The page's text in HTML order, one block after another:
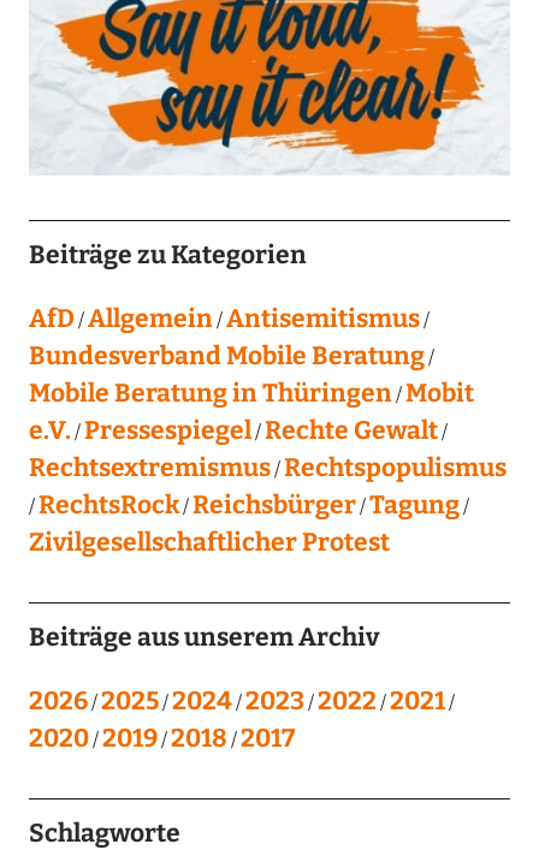
Beiträge zu Kategorien
AfD Allgemein Antisemitismus
Bundesverband Mobile Beratung
Mobile Beratung in Thüringen Mobit
e.V. Pressespiegel Rechte Gewalt
Rechtsextremismus Rechtspopulismus
RechtsRock Reichsbürger Tagung
Zivilgesellschaftlicher Protest
Beiträge aus unserem Archiv
2026 2025 2024 2023 2022 2021
2020 2019 2018 2017
Schlagworte